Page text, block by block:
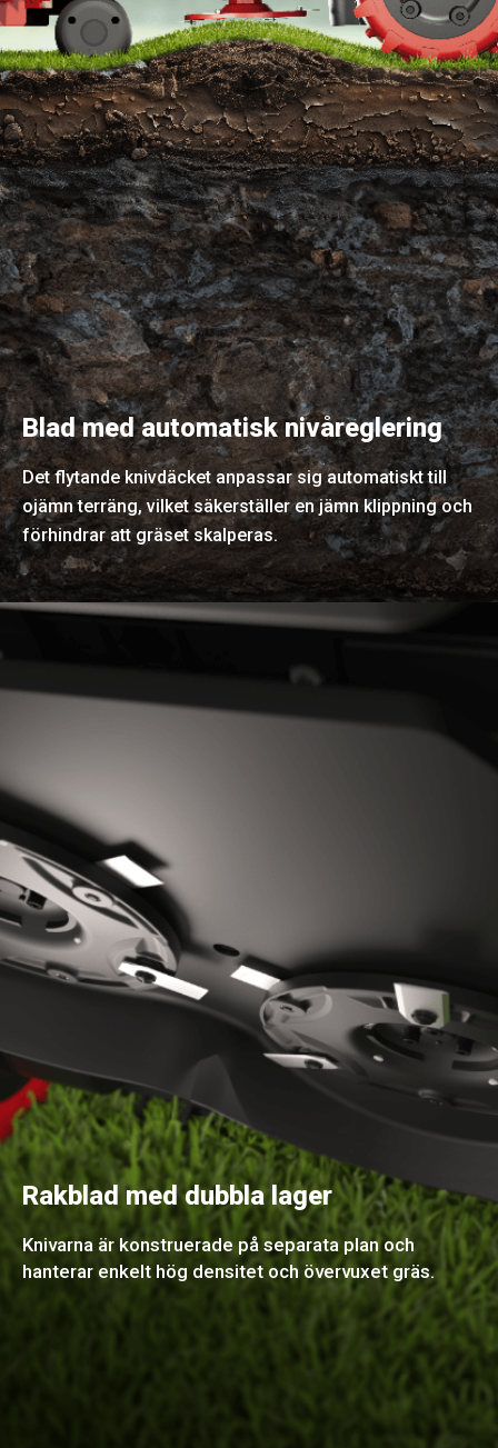
Blad med automatisk nivåreglering
Det flytande knivdäcket anpassar sig automatiskt till
ojämn terräng, vilket säkerställer en jämn klippning och
förhindrar att gräset skalperas.
Rakblad med dubbla lager
Knivarna är konstruerade på separata plan och
hanterar enkelt hög densitet och övervuxet gräs.